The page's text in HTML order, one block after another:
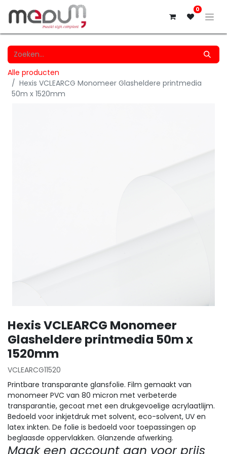
0
Alle producten
Hexis VCLEARCG Monomeer Glasheldere printmedia
50m x 1520mm
Hexis VCLEARCG Monomeer
Glasheldere printmedia 50m x
1520mm
VCLEARCG11520
Printbare transparante glansfolie. Film gemaakt van
monomeer PVC van 80 micron met verbeterde
transparantie, gecoat met een drukgevoelige acrylaatlijm.
Bedoeld voor inkjetdruk met solvent, eco-solvent, UV en
latex inkten. De folie is bedoeld voor toepassingen op
beglaasde oppervlakken. Glanzende afwerking.
Maak een account aan voor prijs